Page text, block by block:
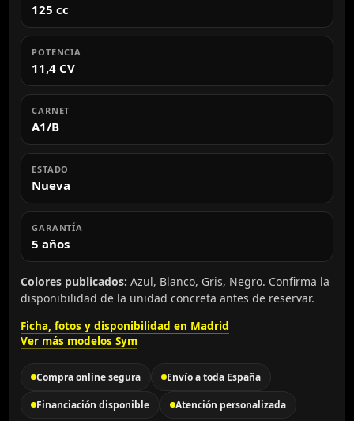
125 cc
POTENCIA
11,4 CV
CARNET
A1/B
ESTADO
Nueva
GARANTÍA
5 años
Colores publicados: Azul, Blanco, Gris, Negro. Confirma la
disponibilidad de la unidad concreta antes de reservar.
Ficha, fotos y disponibilidad en Madrid
Ver más modelos Sym
Compra online segura Envío a toda España
Financiación disponible Atención personalizada